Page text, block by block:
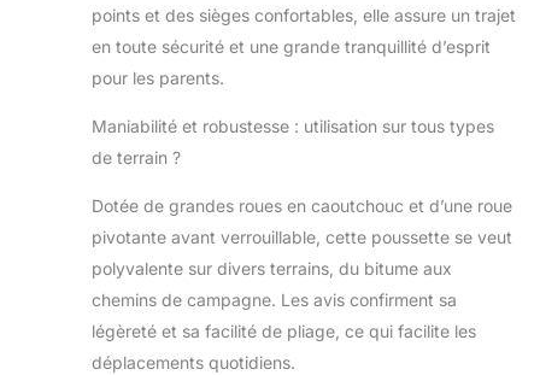
et à transporter
Confort longue
balade – poussette
d’inclinaison
paisible partout,
dossiers réglables
indépendamment
Poussette tout
grandes roues
points et des sièges confortables, elle assure un trajet
en toute sécurité et une grande tranquillité d’esprit
pour les parents.
Maniabilité et robustesse : utilisation sur tous types
de terrain ?
Dotée de grandes roues en caoutchouc et d’une roue
pivotante avant verrouillable, cette poussette se veut
polyvalente sur divers terrains, du bitume aux
chemins de campagne. Les avis confirment sa
légèreté et sa facilité de pliage, ce qui facilite les
déplacements quotidiens.